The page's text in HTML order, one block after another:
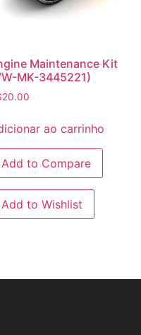
Maintenance Kit
MK-3445221)
20.00
ao carrinho
Add to Compare
Add to Wishlist